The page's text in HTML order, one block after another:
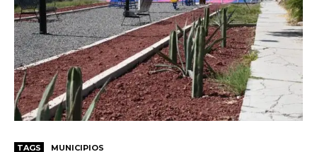
TAGS MUNICIPIOS